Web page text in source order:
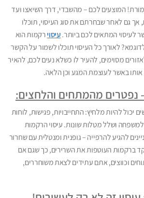
המוצעים לכם – מהשבדי, דרך השיאצו ועד
אך גם לאחר שבחרתם את סוג העיסוי, תוכלו
לעיסוי המתאים לכם ביותר. עיסוי רקמות הוא
לאורך כל העיסוי תוכלו לשמור על הקשר
מסוימים, להעיר לו כשלא נעים לכם, להאיר
באשר לעוצמת המגע וכן הלאה.
נפטרים מהמתחים והלחצים:
יכול להיות מלחיץ: התחייבויות, פגישות, לוחות
למשפחה ושלל מטלות שונות. עיסוי הרקמות
להגיע להרפייה – גופנית ומנטלית עם שחרור
ברקמות העוטפות את השרירים, כך שגם אם
וכווצים, אתם עתידים לצאת משוחררים,